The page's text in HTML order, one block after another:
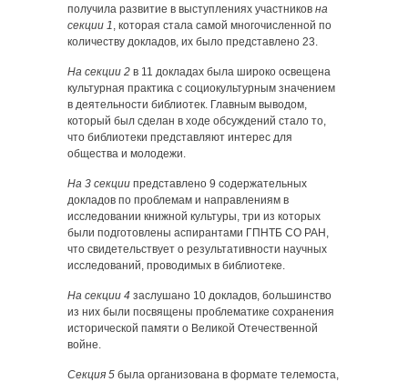
получила развитие в выступлениях участников на
секции 1, которая стала самой многочисленной по
количеству докладов, их было представлено 23.
На секции 2 в 11 докладах была широко освещена
культурная практика с социокультурным значением
в деятельности библиотек. Главным выводом,
который был сделан в ходе обсуждений стало то,
что библиотеки представляют интерес для
общества и молодежи.
На 3 секции представлено 9 содержательных
докладов по проблемам и направлениям в
исследовании книжной культуры, три из которых
были подготовлены аспирантами ГПНТБ СО РАН,
что свидетельствует о результативности научных
исследований, проводимых в библиотеке.
На секции 4 заслушано 10 докладов, большинство
из них были посвящены проблематике сохранения
исторической памяти о Великой Отечественной
войне.
Секция 5 была организована в формате телемоста,